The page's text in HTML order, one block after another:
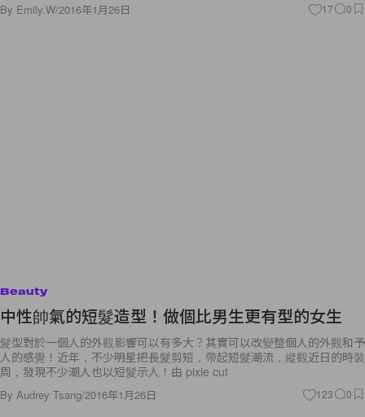
By Emily.W/2016年1月26日 17 0
Beauty
中性帥氣的短髮造型！做個比男生更有型的女生
髮型對於一個人的外觀影響可以有多大？其實可以改變整個人的外觀和予
人的感覺！近年，不少明星把長髮剪短，帶起短髮潮流，縱觀近日的時裝
周，發現不少潮人也以短髮示人！由 pixie cut
By Audrey Tsang/2016年1月26日 123 0